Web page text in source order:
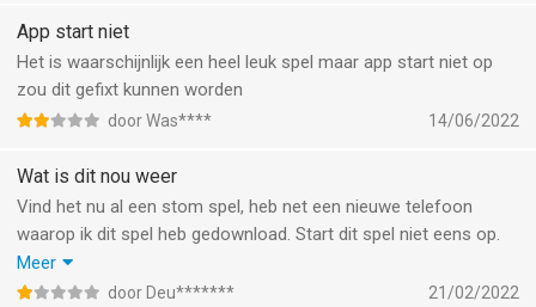
App start niet
Het is waarschijnlijk een heel leuk spel maar app start niet op
zou dit gefixt kunnen worden
door Was**** 14/06/2022
Wat is dit nou weer
Vind het nu al een stom spel, heb net een nieuwe telefoon
waarop ik dit spel heb gedownload. Start dit spel niet eens op.
Belachelijk heb 10 min gewacht en en de balk waar je ziet dat hij
opstart is binnen 10 min nog niet eens over een kwart heen……ik
Meer
door Deu******* 21/02/2022